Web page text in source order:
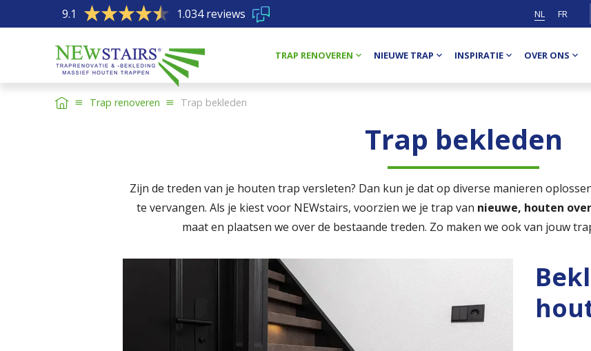
9.1 1.034 reviews NL FR
TRAP RENOVEREN NIEUWE TRAP INSPIRATIE OVER ONS
Trap renoveren Trap bekleden
Trap bekleden
Zijn de treden van je houten trap versleten? Dan kun je dat op diverse manieren
te vervangen. Als je kiest voor NEWstairs, voorzien we je trap van nieuwe, houten
maat en plaatsen we over de bestaande treden. Zo maken we ook van jouw